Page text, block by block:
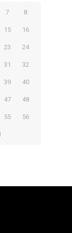
7 8
15 16
23 24
31 32
39 40
47 48
55 56